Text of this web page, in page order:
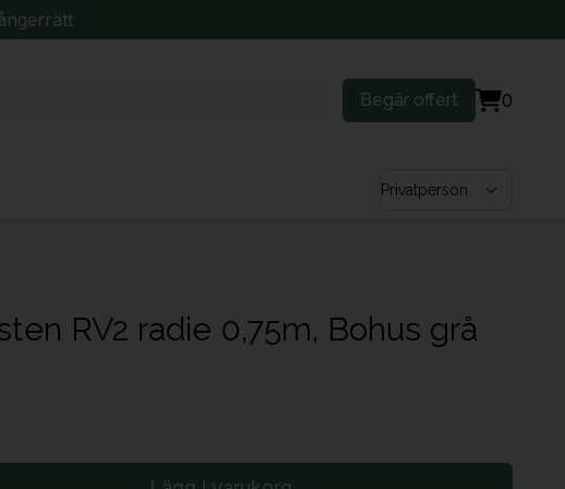
Begär offert 0
Välj kundtyp
RV2 radie 0,75m, Bohus grå